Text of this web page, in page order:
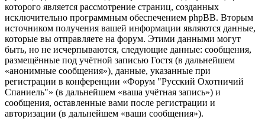
которого является рассмотрение страниц, созданных
исключительно программным обеспечением phpBB. Вторым
источником получения вашей информации являются данные,
которые вы отправляете на форум. Этими данными могут
быть, но не исчерпываются, следующие данные: сообщения,
размещённые под учётной записью Гостя (в дальнейшем
«анонимные сообщения»), данные, указанные при
регистрации в конференции «Форум "Русский Охотничий
Спаниель"» (в дальнейшем «ваша учётная запись») и
сообщения, оставленные вами после регистрации и
авторизации (в дальнейшем «ваши сообщения»).